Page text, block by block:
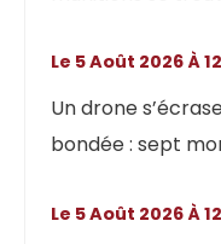
Un drone
bondée : sept
Le 5 Août 2026 À
Le 5 Août 2026 À